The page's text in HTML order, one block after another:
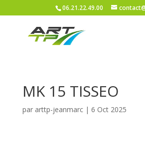
06.21.22.49.00
MK 15 TISSEO
par arttp-jeanmarc| 6 Oct 2025